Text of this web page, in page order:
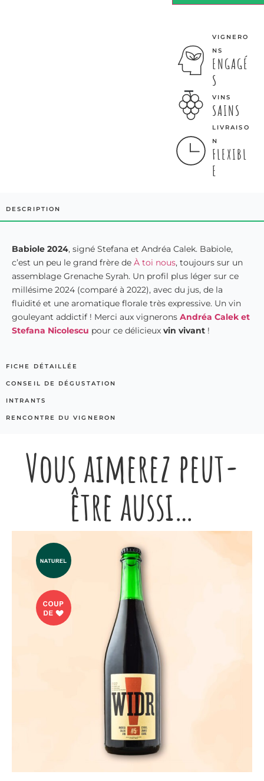
VIGNERO
NS
ENGAGÉ
S
VINS
SAINS
LIVRAISO
N
FLEXIBL
E
DESCRIPTION
Babiole 2024, signé Stefana et Andréa Calek. Babiole,
c’est un peu le grand frère de À toi nous, toujours sur un
assemblage Grenache Syrah. Un profil plus léger sur ce
millésime 2024 (comparé à 2022), avec du jus, de la
fluidité et une aromatique florale très expressive. Un vin
gouleyant addictif ! Merci aux vignerons Andréa Calek et
Stefana Nicolescu pour ce délicieux vin vivant !
FICHE DÉTAILLÉE
CONSEIL DE DÉGUSTATION
INTRANTS
RENCONTRE DU VIGNERON
Vous aimerez peut-
être aussi…